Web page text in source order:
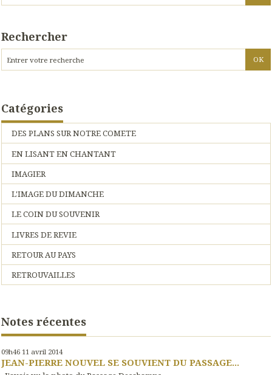
Rechercher
Catégories
DES PLANS SUR NOTRE COMETE
EN LISANT EN CHANTANT
IMAGIER
L'IMAGE DU DIMANCHE
LE COIN DU SOUVENIR
LIVRES DE REVIE
RETOUR AU PAYS
RETROUVAILLES
Notes récentes
09h46 11 avril 2014
JEAN-PIERRE NOUVEL SE SOUVIENT DU PASSAGE...